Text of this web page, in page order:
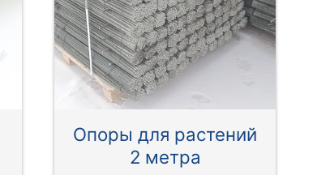
Опоры для растений
2 метра